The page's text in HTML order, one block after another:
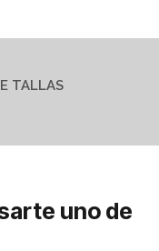
TALLAS
uno de